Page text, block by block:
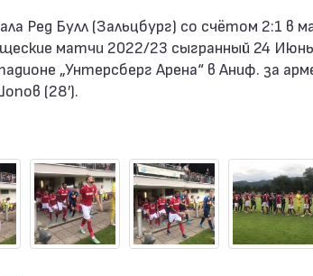
матчи 2022/23 сыгранный 24
„Унтерсберг Арена“ в Аниф. за
(28′).